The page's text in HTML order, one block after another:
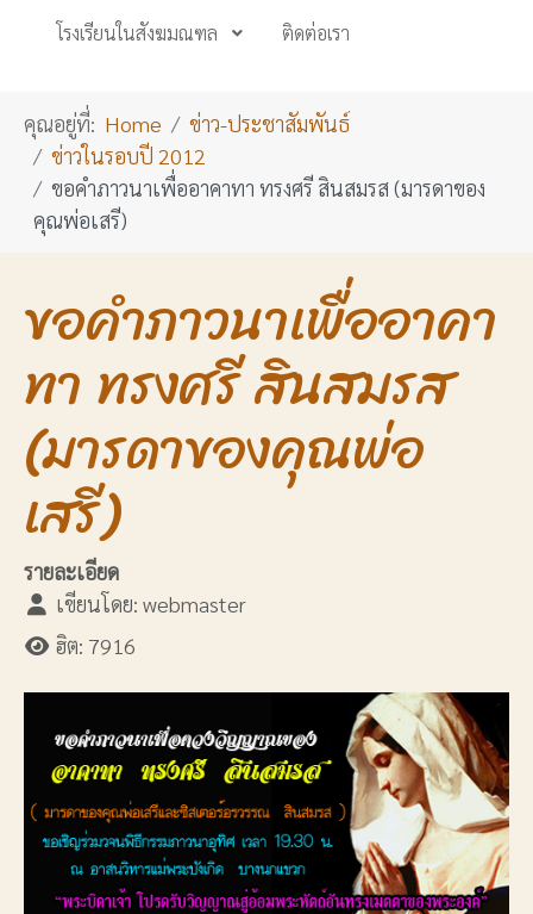
โรงเรียนในสังฆมณฑล ติดต่อเรา
คุณอยู่ที่: Home
ข่าว-ประชาสัมพันธ์
ข่าวในรอบปี 2012
ขอคำภาวนาเพื่ออาคาทา ทรงศรี สินสมรส (มารดาของ
คุณพ่อเสรี)
ขอคำภาวนาเพื่ออาคา
ทา ทรงศรี สินสมรส
(มารดาของคุณพ่อ
เสรี)
รายละเอียด
เขียนโดย: webmaster
ฮิต: 7916